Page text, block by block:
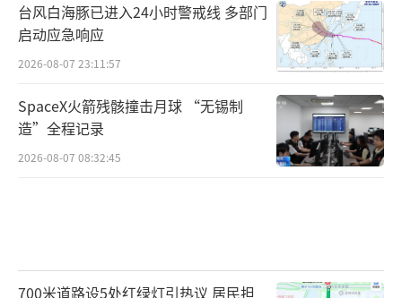
台风白海豚已进入24小时警戒线 多部门
启动应急响应
2026-08-07 23:11:57
SpaceX火箭残骸撞击月球 “无锡制
造”全程记录
2026-08-07 08:32:45
700米道路设5处红绿灯引热议 居民担